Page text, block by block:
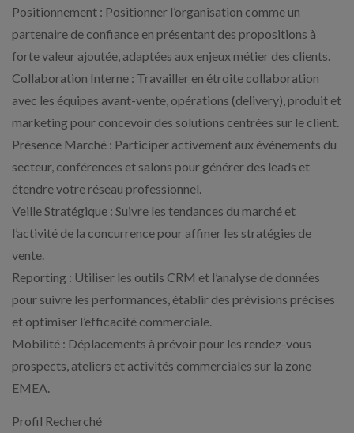
Positionnement : Positionner l’organisation comme un
partenaire de confiance en présentant des propositions à
forte valeur ajoutée, adaptées aux enjeux métier des clients.
Collaboration Interne : Travailler en étroite collaboration
avec les équipes avant-vente, opérations (delivery), produit et
marketing pour concevoir des solutions centrées sur le client.
Présence Marché : Participer activement aux événements du
secteur, conférences et salons pour générer des leads et
étendre votre réseau professionnel.
Veille Stratégique : Suivre les tendances du marché et
l’activité de la concurrence pour affiner les stratégies de
vente.
Reporting : Utiliser les outils CRM et l’analyse de données
pour suivre les performances, établir des prévisions précises
et optimiser l’efficacité commerciale.
Mobilité : Déplacements à prévoir pour les rendez-vous
prospects, ateliers et activités commerciales sur la zone
EMEA.
Profil Recherché